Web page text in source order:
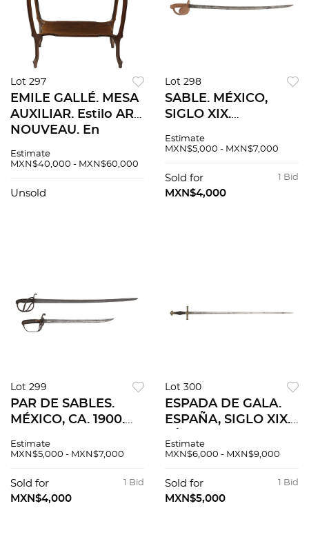
Lot 297
EMILE GALLÉ. MESA
AUXILIAR. Estilo ART
NOUVEAU. En
con marquetería.
48 cm
Estimate
MXN$40,000 - MXN$60,000
Unsold
Lot 298
SABLE. MÉXICO,
SIGLO XIX.
de acero,
guarnición cubiertas
de cuero en color
Estimate
MXN$5,000 - MXN$7,000
1 Bid
Sold for
MXN$4,000
Lot 299
PAR DE SABLES.
MÉXICO, CA. 1900.
de hierro,
madera y
guarniciones de lazo
Estimate
MXN$5,000 - MXN$7,000
1 Bid
Sold for
MXN$4,000
Lot 300
ESPADA DE GALA.
ESPAÑA, SIGLO XIX.
TOLEDO. Elaborada
empuñadura de
madera, pomo y
Estimate
MXN$6,000 - MXN$9,000
1 Bid
Sold for
MXN$5,000